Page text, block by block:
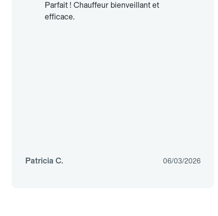
Parfait ! Chauffeur bienveillant et
efficace.
Patricia C. 06/03/2026